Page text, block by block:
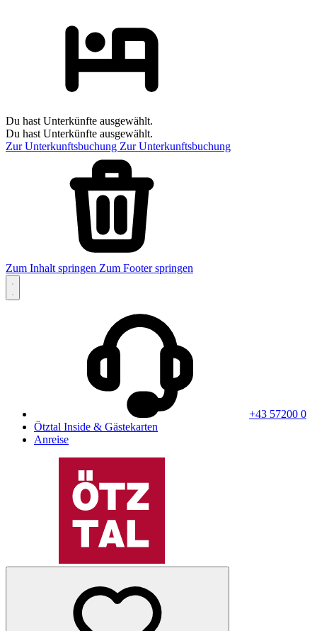
Du hast Unterkünfte ausgewählt.
Du hast Unterkünfte ausgewählt.
Zur Unterkunftsbuchung Zur Unterkunftsbuchung
Zum Inhalt springen Zum Footer springen
+43 57200 0
Ötztal Inside & Gästekarten
Anreise